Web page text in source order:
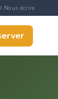
Nous écrire